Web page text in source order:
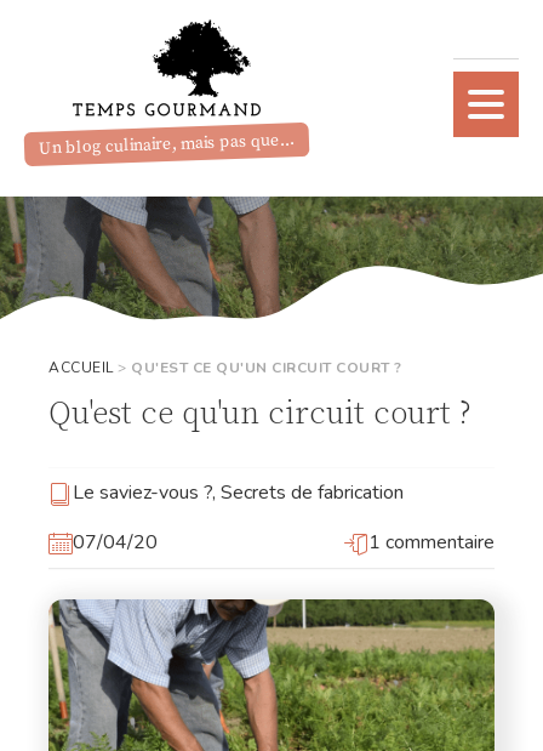
Un blog culinaire, mais pas que...
ACCUEIL> QU'EST CE QU'UN CIRCUIT COURT ?
Qu'est ce qu'un circuit court ?
Le saviez-vous ?, Secrets de fabrication
07/04/20
1 commentaire